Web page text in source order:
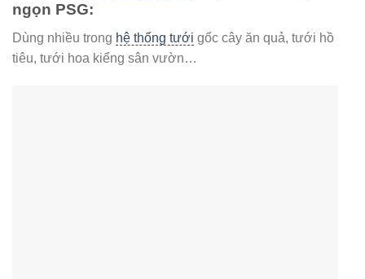
ngọn PSG:
Dùng nhiều trong hệ thống tưới gốc cây ăn quả, tưới hồ
tiêu, tưới hoa kiểng sân vườn…